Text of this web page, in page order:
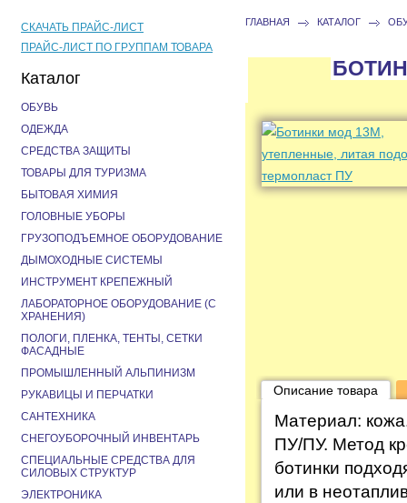
ГЛАВНАЯ КАТАЛОГ
Описание товара
Материал:
ПУ/ПУ. Метод
ботинки
или в
СКАЧАТЬ ПРАЙС-ЛИСТ
ПРАЙС-ЛИСТ ПО ГРУППАМ ТОВАРА
Каталог
ОБУВЬ
ОДЕЖДА
СРЕДСТВА ЗАЩИТЫ
ТОВАРЫ ДЛЯ ТУРИЗМА
БЫТОВАЯ ХИМИЯ
ГОЛОВНЫЕ УБОРЫ
ГРУЗОПОДЪЕМНОЕ ОБОРУДОВАНИЕ
ДЫМОХОДНЫЕ СИСТЕМЫ
ИНСТРУМЕНТ КРЕПЕЖНЫЙ
ЛАБОРАТОРНОЕ ОБОРУДОВАНИЕ (С
ХРАНЕНИЯ)
ПОЛОГИ, ПЛЕНКА, ТЕНТЫ, СЕТКИ
ФАСАДНЫЕ
ПРОМЫШЛЕННЫЙ АЛЬПИНИЗМ
РУКАВИЦЫ И ПЕРЧАТКИ
САНТЕХНИКА
СНЕГОУБОРОЧНЫЙ ИНВЕНТАРЬ
СПЕЦИАЛЬНЫЕ СРЕДСТВА ДЛЯ
СИЛОВЫХ СТРУКТУР
ЭЛЕКТРОНИКА